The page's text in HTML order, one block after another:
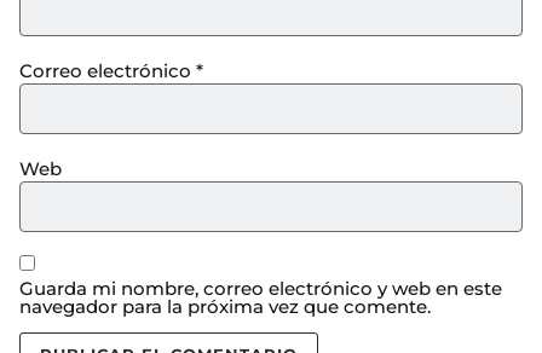
Correo electrónico *
Web
Guarda mi nombre, correo electrónico y web en este
navegador para la próxima vez que comente.